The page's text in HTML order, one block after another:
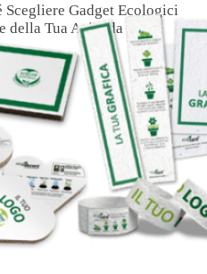
Scegliere Gadget Ecologici
della Tua Azienda